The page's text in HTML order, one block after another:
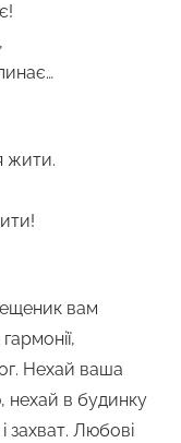
жити.
вам
Нехай ваша
нехай в будинку
захват. Любові